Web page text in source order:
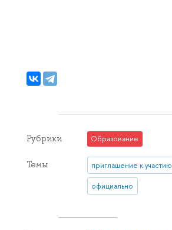
Рубрики Образование
Темы приглашение к участию
официально